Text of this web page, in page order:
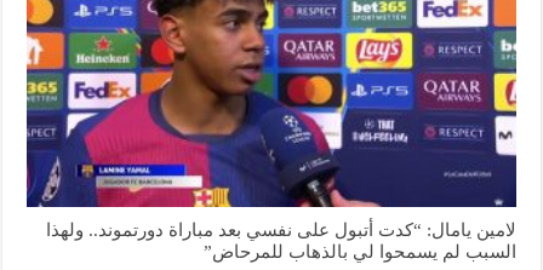
لامين يامال: “كدت أتبول على نفسي بعد مباراة دورتموند.. ولهذا
السبب لم يسمحوا لي بالذهاب للمرحاض”